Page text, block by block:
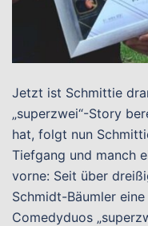
Jetzt ist Schmittie
„superzwei“-Story
hat, folgt nun
Tiefgang und manch
vorne: Seit über
Schmidt-Bäumler
Comedyduos